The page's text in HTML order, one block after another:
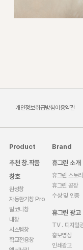
개인정보취급방침이용약관
Product
추천 창.작품
창호
완성창
자동환기창 Pro
발코니창
내창
시스템창
학교전용창
Brand
휴그린 소개
휴그린 스토리
휴그린 공장
수상 및 인증
휴그린 광고
TV . 디지털
홍보영상
인쇄광고